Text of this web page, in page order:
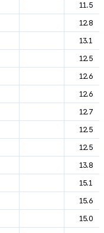
11.5
12.8
13.1
12.5
12.6
12.6
12.7
12.5
12.5
13.8
15.1
15.6
15.0